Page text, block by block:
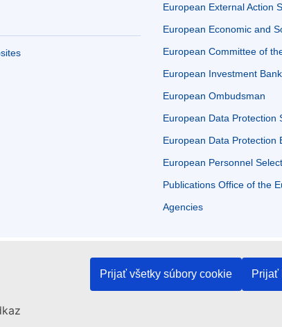
Prijať všetky súbory cookie Prijať
European External Action
European Economic and
European Committee of
European Investment
European Ombudsman
European Data Protection
European Data Protection
European Personnel
Publications Office of the
Agencies